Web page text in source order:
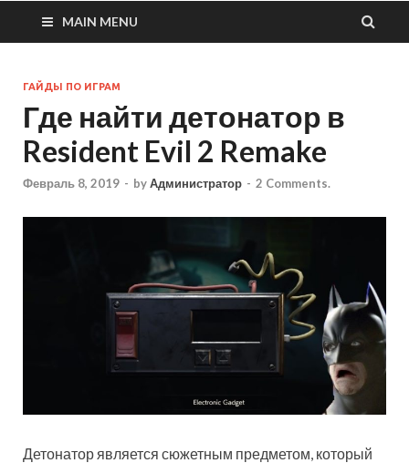
MAIN MENU
ГАЙДЫ ПО ИГРАМ
Где найти детонатор в
Resident Evil 2 Remake
Февраль 8, 2019 - byАдминистратор - 2 Comments.
Детонатор является сюжетным предметом, который